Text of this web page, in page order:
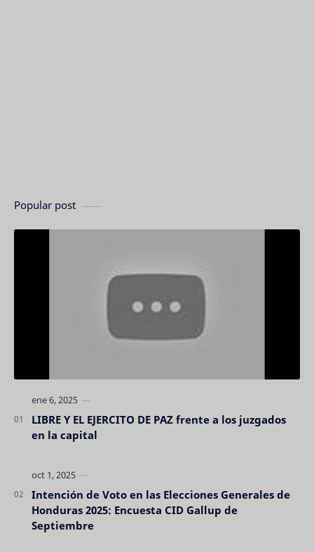
Popular post
LIBRE Y EL EJERCITO DE PAZ frente a los juzgados
en la capital
Intención de Voto en las Elecciones Generales de
Honduras 2025: Encuesta CID Gallup de
Septiembre